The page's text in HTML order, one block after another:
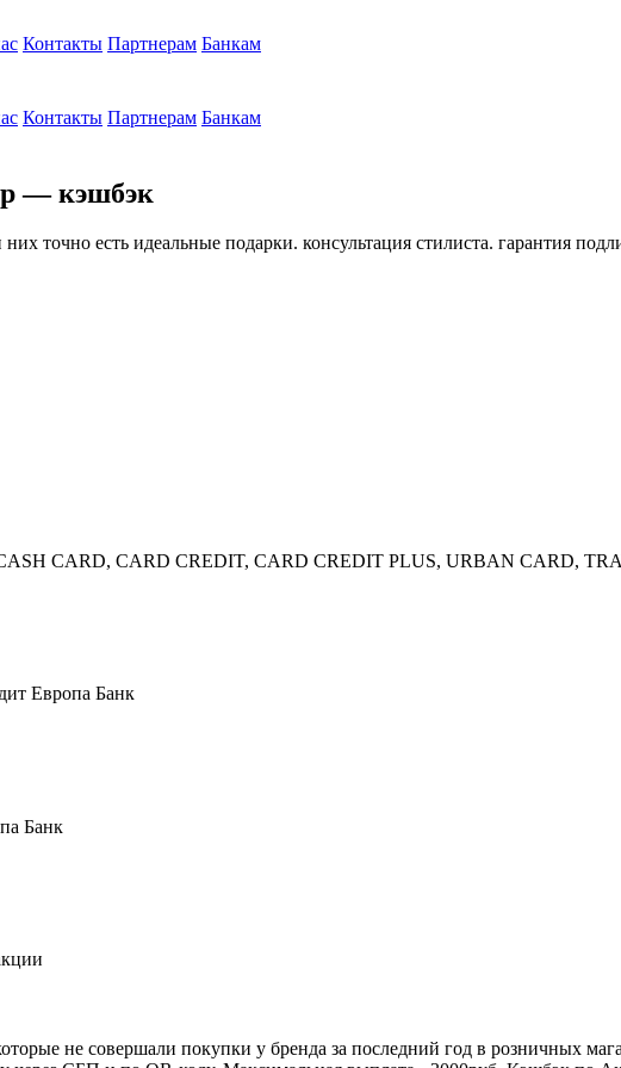
Контакты Партнерам Банкам
Контакты Партнерам Банкам
—кэшбэк
точно есть идеальные подарки. консультация стилиста. гарантия
CARD, CARD CREDIT, CARD CREDIT PLUS, URBAN CARD,
Европа Банк
Банк
не совершали покупки у бренда за последний год в розничных